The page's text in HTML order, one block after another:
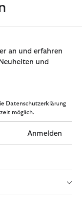
an und erfahren
und
Datenschutzerklärung
möglich.
Anmelden